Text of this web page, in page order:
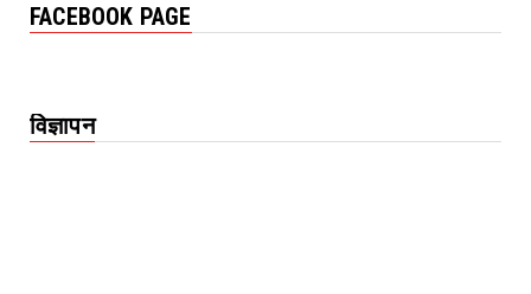
FACEBOOK PAGE
विज्ञापन